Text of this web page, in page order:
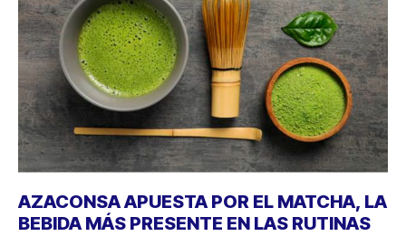
AZACONSA APUESTA POR EL MATCHA, LA
BEBIDA MÁS PRESENTE EN LAS RUTINAS